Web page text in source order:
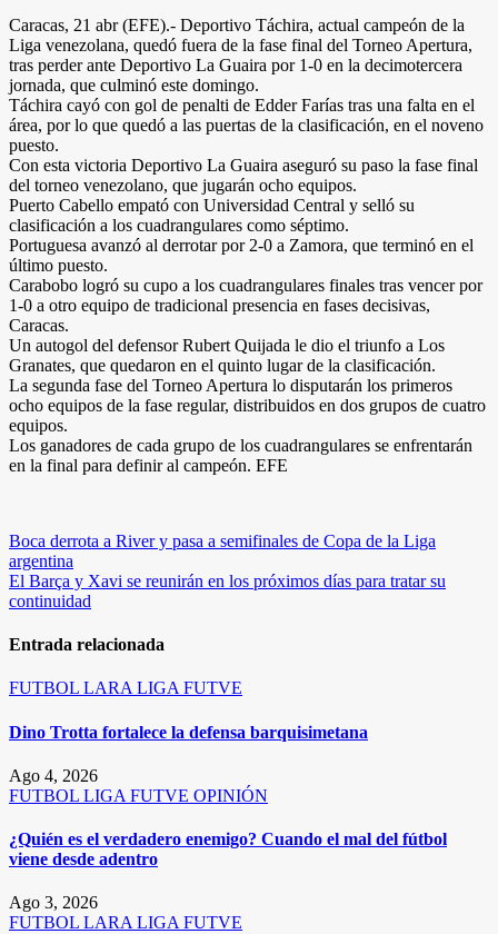
Caracas, 21 abr (EFE).- Deportivo Táchira, actual campeón de la
Liga venezolana, quedó fuera de la fase final del Torneo Apertura,
tras perder ante Deportivo La Guaira por 1-0 en la decimotercera
jornada, que culminó este domingo.
Táchira cayó con gol de penalti de Edder Farías tras una falta en el
área, por lo que quedó a las puertas de la clasificación, en el noveno
puesto.
Con esta victoria Deportivo La Guaira aseguró su paso la fase final
del torneo venezolano, que jugarán ocho equipos.
Puerto Cabello empató con Universidad Central y selló su
clasificación a los cuadrangulares como séptimo.
Portuguesa avanzó al derrotar por 2-0 a Zamora, que terminó en el
último puesto.
Carabobo logró su cupo a los cuadrangulares finales tras vencer por
1-0 a otro equipo de tradicional presencia en fases decisivas,
Caracas.
Un autogol del defensor Rubert Quijada le dio el triunfo a Los
Granates, que quedaron en el quinto lugar de la clasificación.
La segunda fase del Torneo Apertura lo disputarán los primeros
ocho equipos de la fase regular, distribuidos en dos grupos de cuatro
equipos.
Los ganadores de cada grupo de los cuadrangulares se enfrentarán
en la final para definir al campeón. EFE
Navegación
de
entradas
Boca derrota a River y pasa a semifinales de Copa de la Liga
argentina
El Barça y Xavi se reunirán en los próximos días para tratar su
continuidad
Entrada relacionada
FUTBOL LARALIGA FUTVE
Dino Trotta fortalece la defensa barquisimetana
Ago 4, 2026
FUTBOL LIGA FUTVE OPINIÓN
¿Quién es el verdadero enemigo? Cuando el mal del fútbol
viene desde adentro
Ago 3, 2026
FUTBOL LARALIGA FUTVE